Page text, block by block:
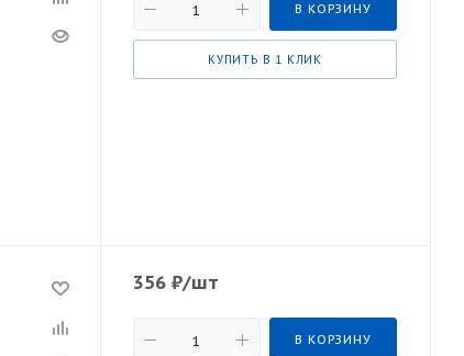
В КОРЗИНУ
КУПИТЬ В 1 КЛИК
356 ₽/шт
В КОРЗИНУ